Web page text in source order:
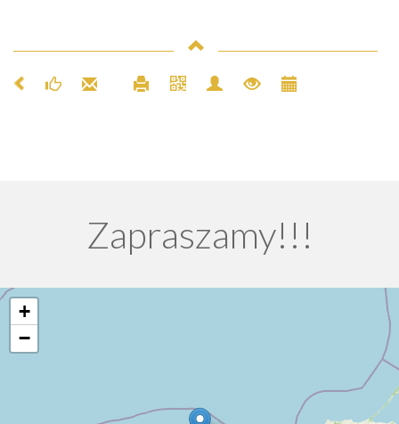
Zapraszamy!!!
+
−